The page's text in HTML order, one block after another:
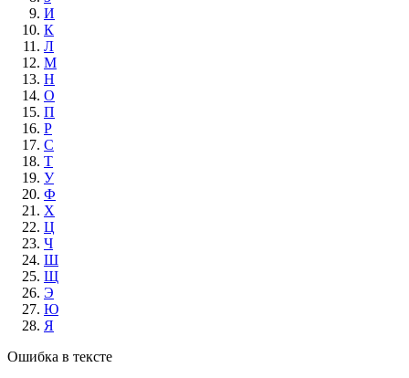
И
К
Л
М
Н
О
П
Р
С
Т
У
Ф
Х
Ц
Ч
Ш
Щ
Э
Ю
Я
Ошибка в тексте